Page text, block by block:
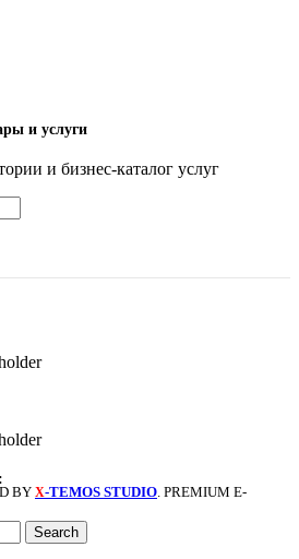
и услуги
и бизнес-каталог услуг
BY X-TEMOS STUDIO . PREMIUM E-
Search